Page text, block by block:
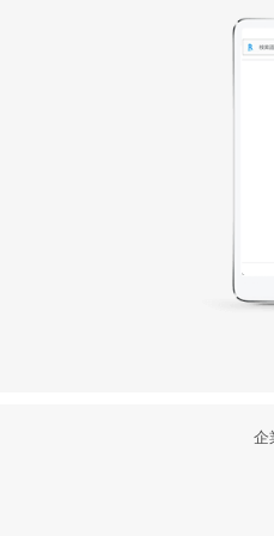
企